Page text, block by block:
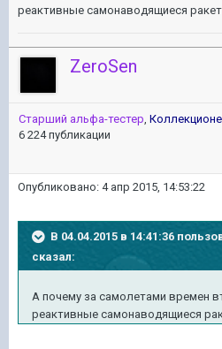
реактивные самонаводящиеся
ZeroSen
Старший альфа-тестер
6 224 публикации
Опубликовано: 4 апр 2015, 14:53:22
В 04.04.2015 в 14:41:36
сказал:
А почему за самолетами времен
реактивные самонаводящиеся